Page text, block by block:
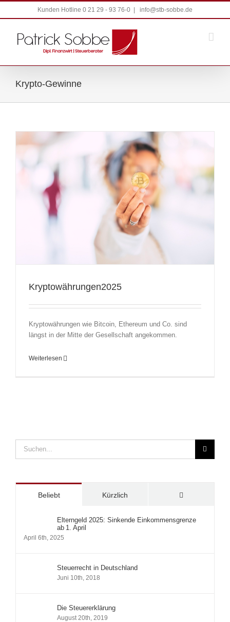
Kunden Hotline 0 21 29 - 93 76-0 info@stb-sobbe.de
Krypto-Gewinne
Kryptowährungen2025
Kryptowährungen wie Bitcoin, Ethereum und Co. sind
längst in der Mitte der Gesellschaft angekommen.
Weiterlesen
Beliebt Kürzlich
Elterngeld 2025: Sinkende Einkommensgrenze
ab 1. April
April 6th, 2025
Steuerrecht in Deutschland
Juni 10th, 2018
Die Steuererklärung
August 20th, 2019